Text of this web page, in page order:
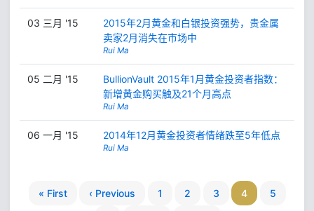
03 三月 '15
2015年2月黄金和白银投资强势，贵金属
卖家2月消失在市场中
Rui Ma
05 二月 '15
BullionVault 2015年1月黄金投资者指数：
新增黄金购买触及21个月高点
Rui Ma
06 一月 '15 2014年12月黄金投资者情绪跌至5年低点
Rui Ma
« First ‹ Previous 1 2 3 4 5